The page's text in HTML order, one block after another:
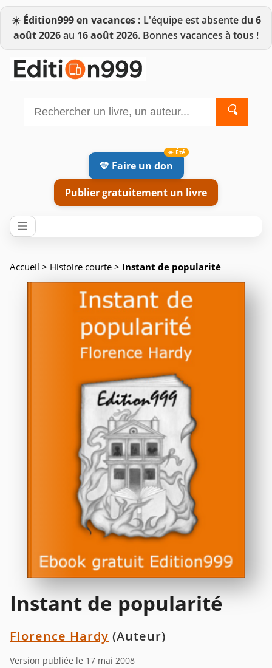
☀️ Édition999 en vacances : L'équipe est absente du 6
août 2026au 16 août 2026. Bonnes vacances à tous !
🔍
💛 Faire un don
Publier gratuitement un livre
Accueil > Histoire courte > Instant de popularité
Instant de popularité
Florence Hardy (Auteur)
Version publiée le 17 mai 2008